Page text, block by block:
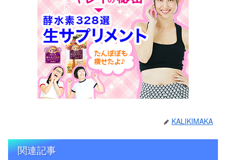
KALIKIMAKA
関連記事